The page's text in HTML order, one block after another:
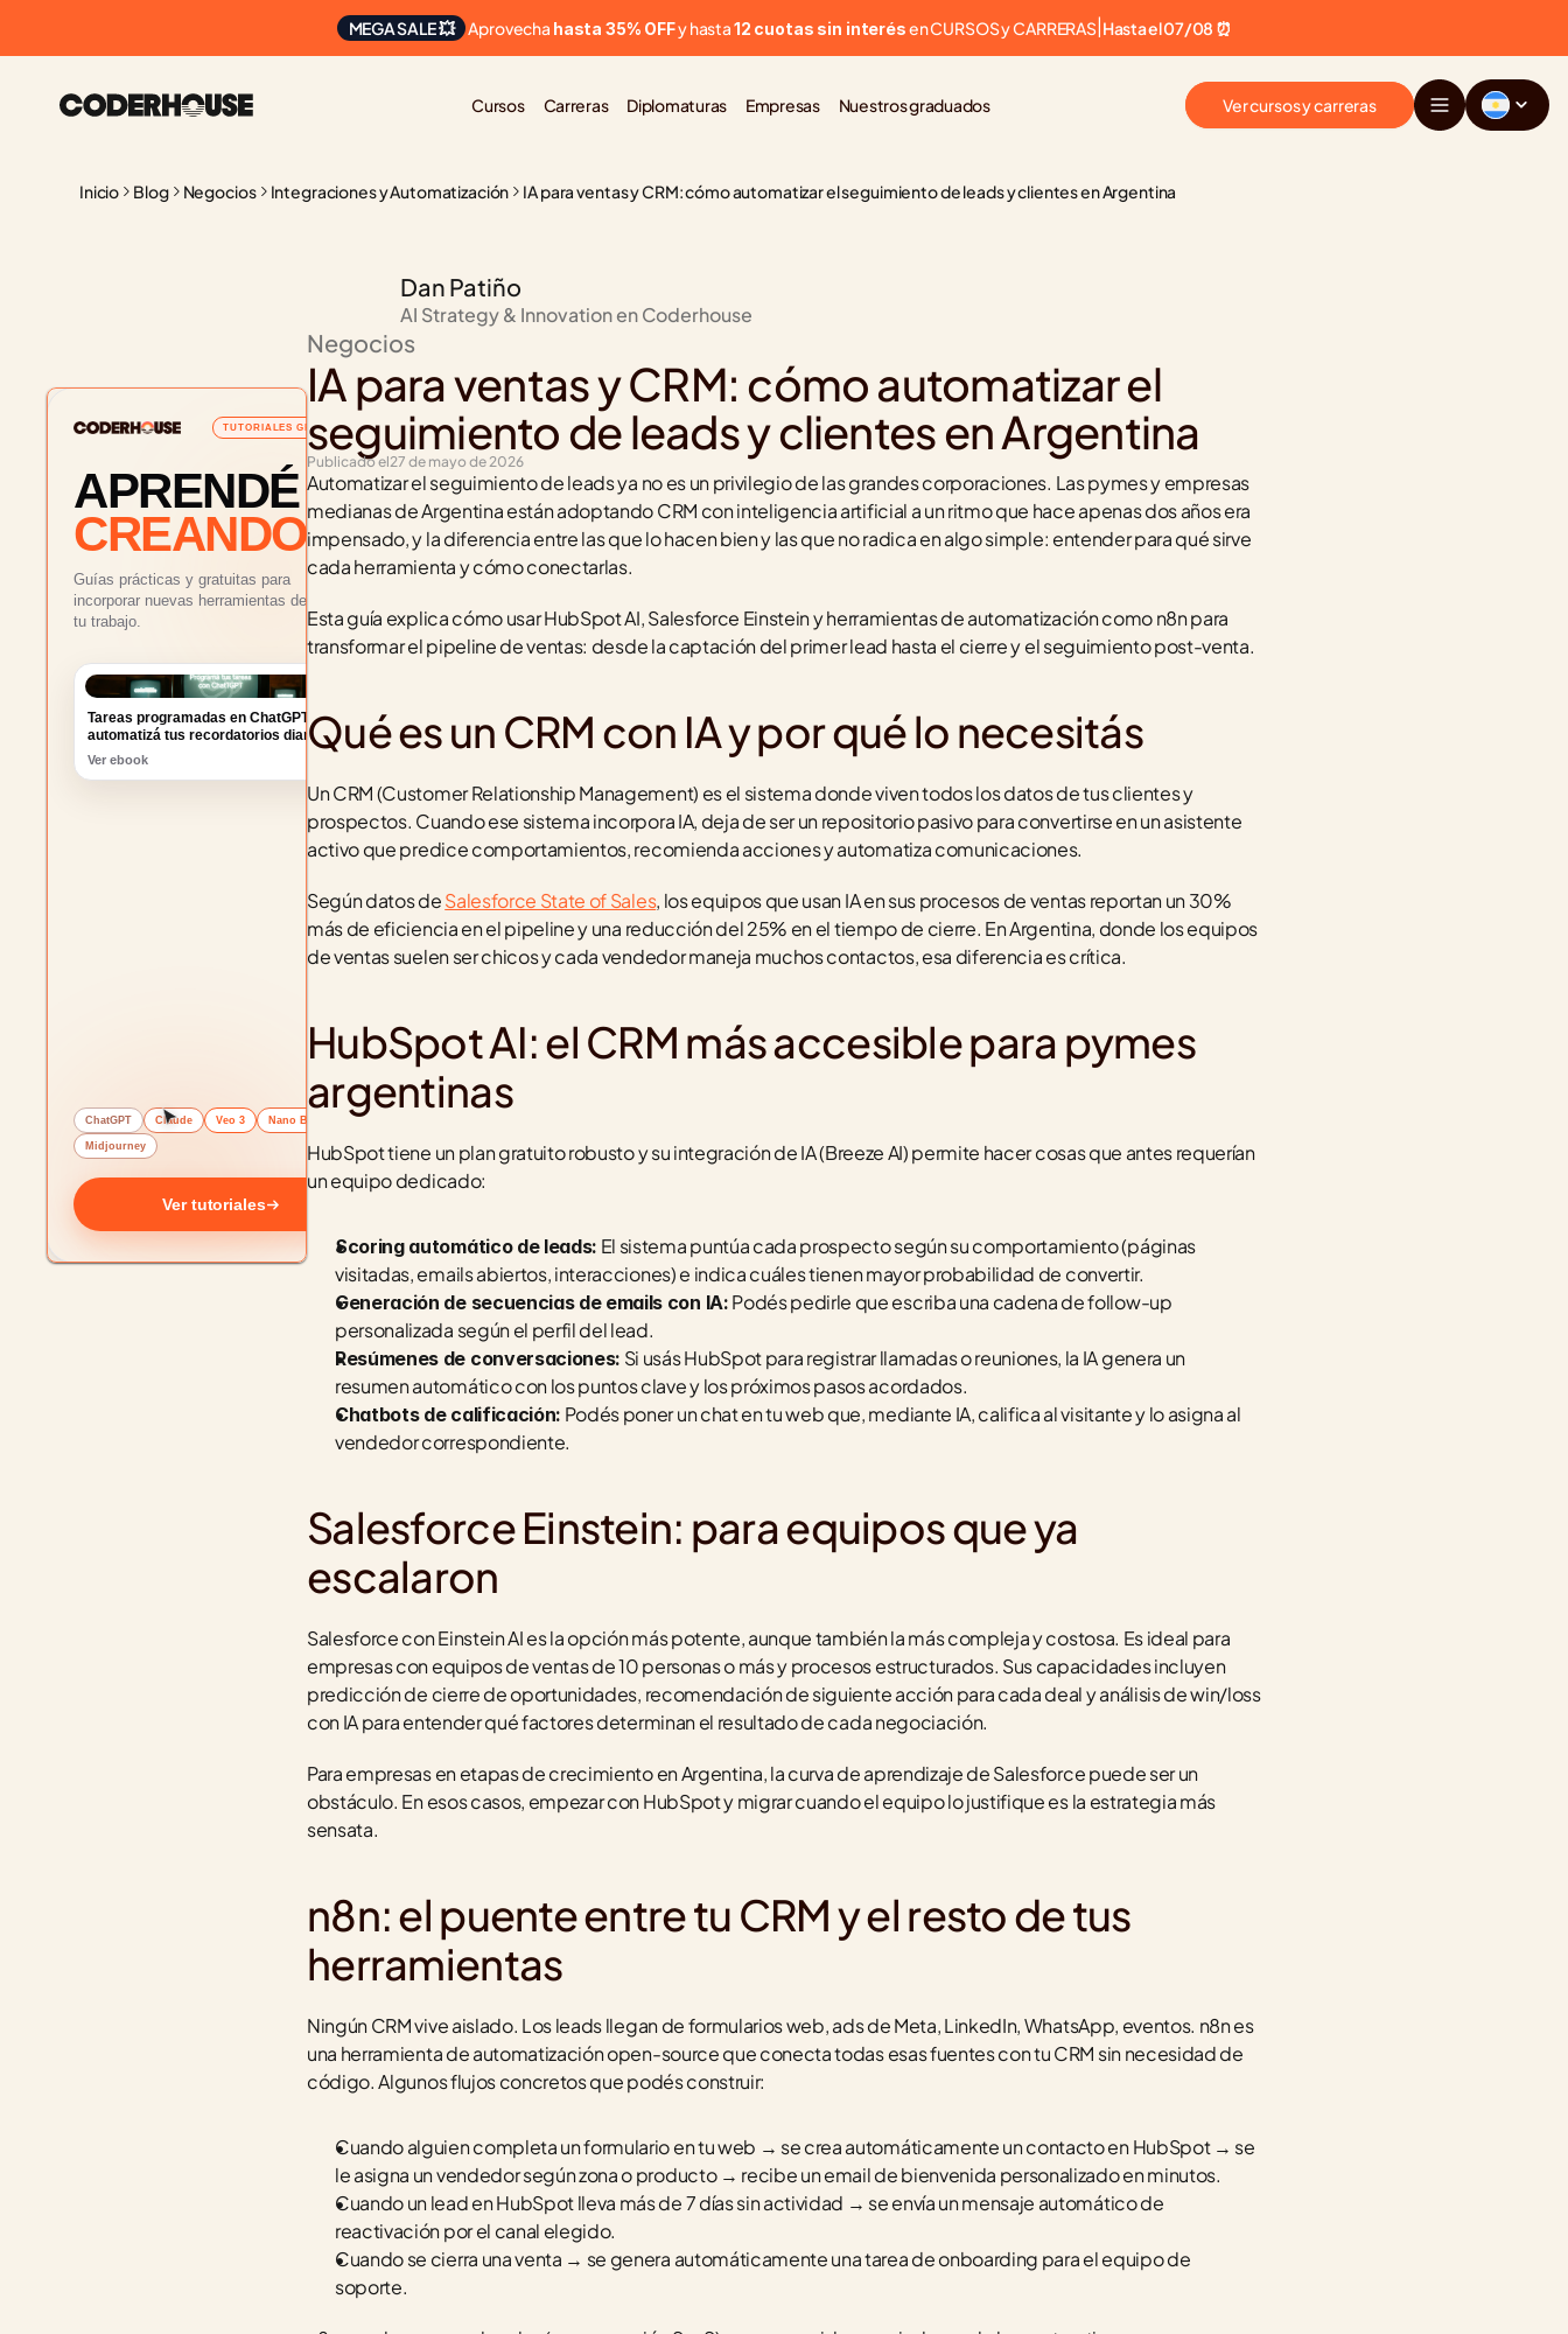
MEGA SALE 💥 Aprovecha hasta 35% OFF y hasta 12 cuotas sin interés en CURSOS y CARRERAS| Hasta el 07/08 ⏰
Cursos Carreras Diplomaturas Empresas Nuestros graduados Ver cursos y carreras
Inicio Blog Negocios Integraciones y Automatización IA para ventas y CRM: cómo automatizar el seguimiento de leads y clientes en Argentina
TUTORIALES GRATUITOS
APRENDÉ
CREANDO
Guías prácticas y gratuitas para
incorporar nuevas herramientas de IA a
tu trabajo.
Tareas programadas en ChatGPT:
automatizá tus recordatorios diarios
Ver ebook
ChatGPT Claude Veo 3 Nano Banana
Midjourney
Ver tutoriales
Dan Patiño
AI Strategy & Innovation en Coderhouse
Negocios
IA para ventas y CRM: cómo automatizar el
seguimiento de leads y clientes en Argentina
Publicado el27 de mayo de 2026
Automatizar el seguimiento de leads ya no es un privilegio de las grandes corporaciones. Las pymes y empresas
medianas de Argentina están adoptando CRM con inteligencia artificial a un ritmo que hace apenas dos años era
impensado, y la diferencia entre las que lo hacen bien y las que no radica en algo simple: entender para qué sirve
cada herramienta y cómo conectarlas.
Esta guía explica cómo usar HubSpot AI, Salesforce Einstein y herramientas de automatización como n8n para
transformar el pipeline de ventas: desde la captación del primer lead hasta el cierre y el seguimiento post-venta.
Qué es un CRM con IA y por qué lo necesitás
Un CRM (Customer Relationship Management) es el sistema donde viven todos los datos de tus clientes y
prospectos. Cuando ese sistema incorpora IA, deja de ser un repositorio pasivo para convertirse en un asistente
activo que predice comportamientos, recomienda acciones y automatiza comunicaciones.
Según datos de Salesforce State of Sales, los equipos que usan IA en sus procesos de ventas reportan un 30%
más de eficiencia en el pipeline y una reducción del 25% en el tiempo de cierre. En Argentina, donde los equipos
de ventas suelen ser chicos y cada vendedor maneja muchos contactos, esa diferencia es crítica.
HubSpot AI: el CRM más accesible para pymes
argentinas
HubSpot tiene un plan gratuito robusto y su integración de IA (Breeze AI) permite hacer cosas que antes requerían
un equipo dedicado:
Scoring automático de leads: El sistema puntúa cada prospecto según su comportamiento (páginas
visitadas, emails abiertos, interacciones) e indica cuáles tienen mayor probabilidad de convertir.
Generación de secuencias de emails con IA: Podés pedirle que escriba una cadena de follow-up
personalizada según el perfil del lead.
Resúmenes de conversaciones: Si usás HubSpot para registrar llamadas o reuniones, la IA genera un
resumen automático con los puntos clave y los próximos pasos acordados.
Chatbots de calificación: Podés poner un chat en tu web que, mediante IA, califica al visitante y lo asigna al
vendedor correspondiente.
Salesforce Einstein: para equipos que ya
escalaron
Salesforce con Einstein AI es la opción más potente, aunque también la más compleja y costosa. Es ideal para
empresas con equipos de ventas de 10 personas o más y procesos estructurados. Sus capacidades incluyen
predicción de cierre de oportunidades, recomendación de siguiente acción para cada deal y análisis de win/loss
con IA para entender qué factores determinan el resultado de cada negociación.
Para empresas en etapas de crecimiento en Argentina, la curva de aprendizaje de Salesforce puede ser un
obstáculo. En esos casos, empezar con HubSpot y migrar cuando el equipo lo justifique es la estrategia más
sensata.
n8n: el puente entre tu CRM y el resto de tus
herramientas
Ningún CRM vive aislado. Los leads llegan de formularios web, ads de Meta, LinkedIn, WhatsApp, eventos. n8n es
una herramienta de automatización open-source que conecta todas esas fuentes con tu CRM sin necesidad de
código. Algunos flujos concretos que podés construir:
Cuando alguien completa un formulario en tu web → se crea automáticamente un contacto en HubSpot → se
le asigna un vendedor según zona o producto → recibe un email de bienvenida personalizado en minutos.
Cuando un lead en HubSpot lleva más de 7 días sin actividad → se envía un mensaje automático de
reactivación por el canal elegido.
Cuando se cierra una venta → se genera automáticamente una tarea de onboarding para el equipo de
soporte.